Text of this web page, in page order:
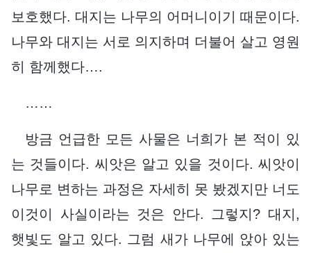
보호했다. 대지는 나무의 어머니이기 때문이다.
나무와 대지는 서로 의지하며 더불어 살고 영원
히 함께했다….
……
방금 언급한 모든 사물은 너희가 본 적이 있
는 것들이다. 씨앗은 알고 있을 것이다. 씨앗이
나무로 변하는 과정은 자세히 못 봤겠지만 너도
이것이 사실이라는 것은 안다. 그렇지? 대지,
햇빛도 알고 있다. 그럼 새가 나무에 앉아 있는